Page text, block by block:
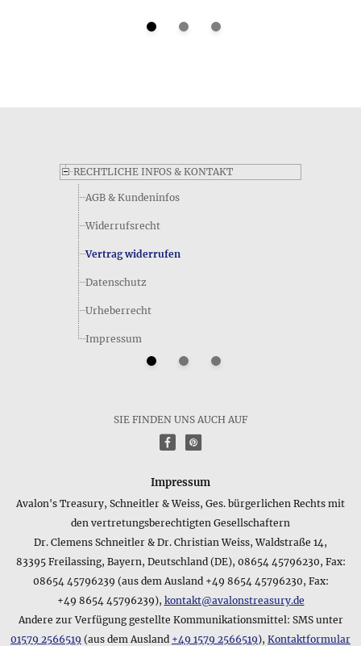
Produkt Goldfarbene Kette • Zubehör bezüglich seiner Größe
Welches Material ist auf dem Datenblatt des Produkts
Goldfarbene Kette • Zubehör angegeben?
Die Materialangabe für den Artikel Goldfarbene Kette lautet
folgendermaßen: Zubehör • goldfarbenes Metall
Wie lautet die Kurzfassung des Materials für das Produkt
Goldfarbene Kette • Zubehör stammt aus dem Datenblatt des
sich hierbei nur um eine kurze Zusammenfassung handelt
Produktseite, wenn Sie weitere Informationen benötigen.
Gibt es eine kurze Zusammenfassung zum Gewicht des
Produkts Goldfarbene Kette • Zubehör?
Folgendermaßen lautet die Kurzangabe zum Gewicht des
Produkts Goldfarbene Kette • Zubehör im Datenblatt: 5 g. Bei
diesem Gewicht kann es sich um das Gesamtgewicht inkl.
Verpackung handeln oder, wenn die Verpackung sehr leicht
ist, um das Reingewicht des Produkts - Näheres entnehmen
Sie bitte den Details am Anfang dieser Produktseite.
RECHTLICHE INFOS & KONTAKT
AGB & Kundeninfos
Widerrufsrecht
Vertrag widerrufen
Datenschutz
Urheberrecht
Impressum
SIE FINDEN UNS AUCH AUF
f P
Impressum
Avalon's Treasury, Schneitler & Weiss, Ges. bürgerlichen Rechts mit
den vertretungsberechtigten Gesellschaftern
Dr. Clemens Schneitler & Dr. Christian Weiss, Waldstraße 14,
83395 Freilassing, Bayern, Deutschland (DE), 08654 45796230, Fax:
08654 45796239 (aus dem Ausland +49 8654 45796230, Fax:
+49 8654 45796239), kontakt@avalonstreasury.de
Andere zur Verfügung gestellte Kommunikationsmittel: SMS unter
01579 2566519 (aus dem Ausland +49 1579 2566519), Kontaktformular